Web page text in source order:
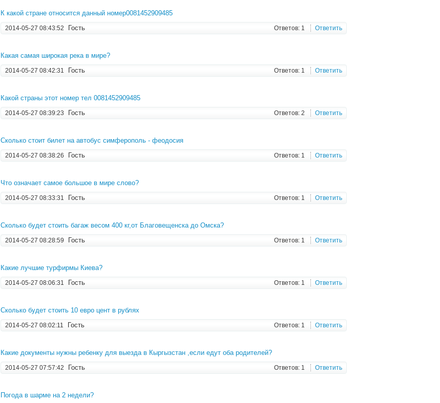
К какой стране относится данный номер0081452909485
2014-05-27 08:43:52 Гость Ответов: 1 Ответить
Какая самая широкая река в мире?
2014-05-27 08:42:31 Гость Ответов: 1 Ответить
Какой страны этот номер тел 0081452909485
2014-05-27 08:39:23 Гость Ответов: 2 Ответить
Сколько стоит билет на автобус симферополь - феодосия
2014-05-27 08:38:26 Гость Ответов: 1 Ответить
Что означает самое большое в мире слово?
2014-05-27 08:33:31 Гость Ответов: 1 Ответить
Сколько будет стоить багаж весом 400 кг,от Благовещенска до Омска?
2014-05-27 08:28:59 Гость Ответов: 1 Ответить
Какие лучшие турфирмы Киева?
2014-05-27 08:06:31 Гость Ответов: 1 Ответить
Сколько будет стоить 10 евро цент в рублях
2014-05-27 08:02:11 Гость Ответов: 1 Ответить
Какие документы нужны ребенку для выезда в Кыргызстан ,если едут оба родителей?
2014-05-27 07:57:42 Гость Ответов: 1 Ответить
Погода в шарме на 2 недели?